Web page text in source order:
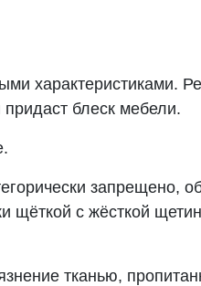
характеристиками.
блеск мебели.
запрещено,
щёткой с жёсткой
тканью,